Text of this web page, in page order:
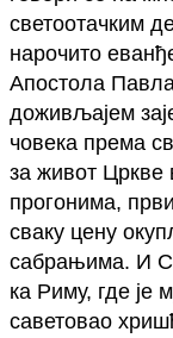
светоотачким
нарочито
Апостола
доживљајем
човека према
за живот Цркве
прогонима,
сваку цену
сабрањима. И
ка Риму, где је
саветовао